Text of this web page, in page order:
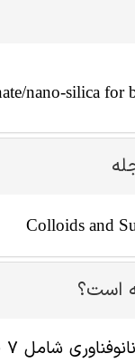
nano-silica for
Colloids and
است؟